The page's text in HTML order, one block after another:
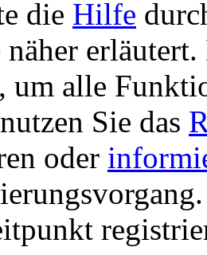
die Hilfe
näher
um alle
Sie das
oder